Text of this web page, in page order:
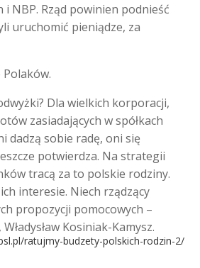
i NBP. Rząd powinien podnieść
uruchomić pieniądze, za
Dla wielkich korporacji,
zasiadających w spółkach
dadzą sobie radę, oni się
potwierdza. Na strategii
tracą za to polskie rodziny.
interesie. Niech rządzący
propozycji pomocowych –
Kosiniak-Kamysz.
ratujmy-budzety-polskich-rodzin-2/